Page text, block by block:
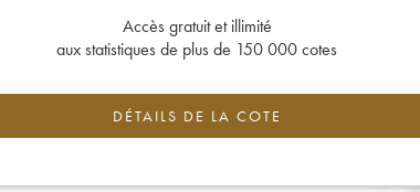
Accès gratuit et illimité
aux statistiques de plus de 150 000 cotes
DÉTAILS DE LA COTE